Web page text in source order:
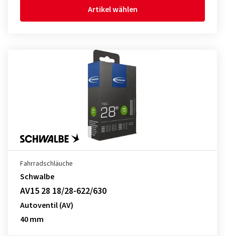
Artikel wählen
Fahrradschläuche
Schwalbe
AV15 28 18/28-622/630
Autoventil (AV)
40 mm